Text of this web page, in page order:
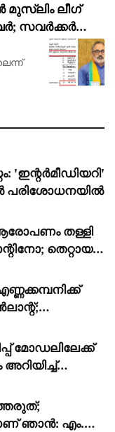
മുസ്ലിം ലീഗ്
സവർക്കർ
'ഇന്റർമീഡിയറി'
പരിശോധനയിൽ
തള്ളി
തെറ്റായ
മോഡലിലേക്ക്
ഞാൻ: എം.വി.